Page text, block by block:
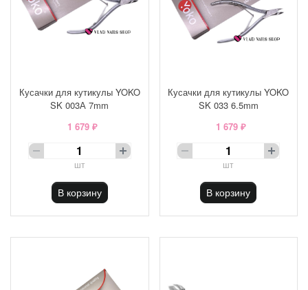
Кусачки для кутикулы YOKO
SK 003А 7mm
1 679 ₽
шт
В корзину
Кусачки для кутикулы YOKO
SK 033 6.5mm
1 679 ₽
шт
В корзину